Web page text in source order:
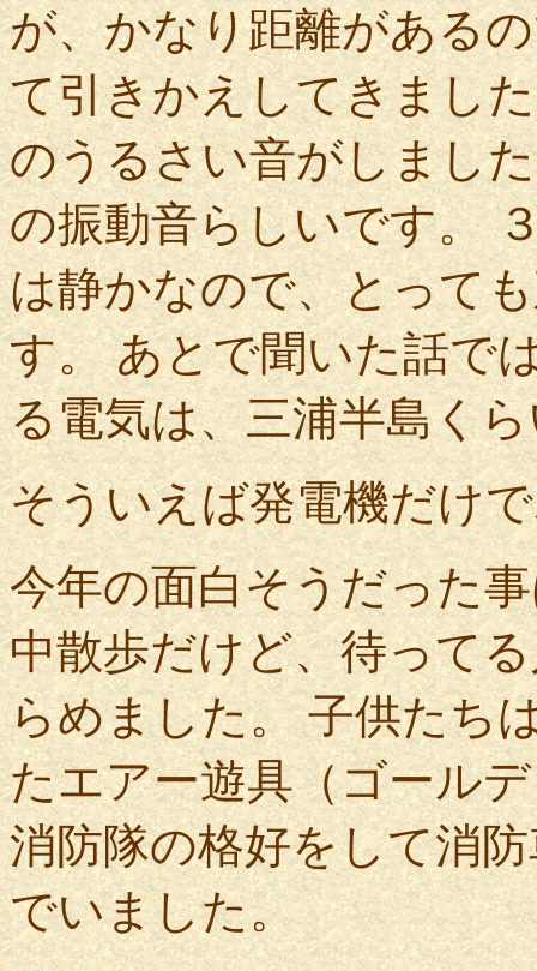
が、かなり距離がある
て引きかえしてきまし
のうるさい音がしまし
の振動音らしいです。
は静かなので、とって
す。 あとで聞いた話で
る電気は、三浦半島く
そういえば発電機だけ
今年の面白そうだった
中散歩だけど、待って
らめました。 子供たち
たエアー遊具（ゴール
消防隊の格好をして消
でいました。